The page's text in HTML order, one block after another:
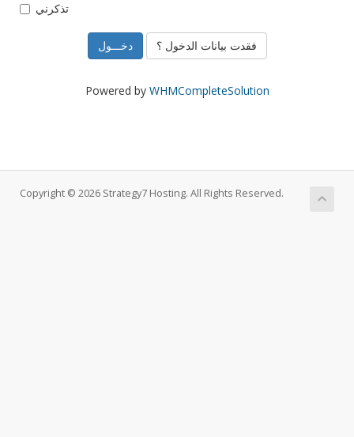
تذكرني
فقدت بيانات الدخول ؟
Powered by WHMCompleteSolution
Copyright © 2026 Strategy7 Hosting. All Rights Reserved.